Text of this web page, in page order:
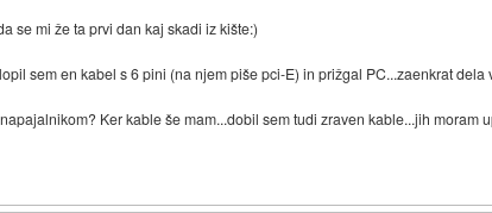
se mi že ta prvi dan kaj skadi iz kište:)
sem en kabel s 6 pini (na njem piše pci-E) in prižgal PC...zaenkrat dela
Ker kable še mam...dobil sem tudi zraven kable...jih moram